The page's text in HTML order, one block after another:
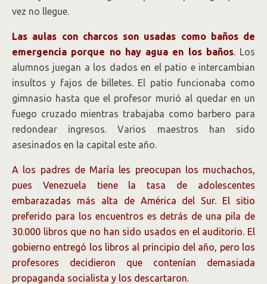
vez no llegue.
Las aulas con charcos son usadas como baños de
emergencia porque no hay agua en los baños.Los
alumnos juegan a los dados en el patio e intercambian
insultos y fajos de billetes. El patio funcionaba como
gimnasio hasta que el profesor murió al quedar en un
fuego cruzado mientras trabajaba como barbero para
redondear ingresos. Varios maestros han sido
asesinados en la capital este año.
A los padres de María les preocupan los muchachos,
pues Venezuela tiene la tasa de adolescentes
embarazadas más alta de América del Sur. El sitio
preferido para los encuentros es detrás de una pila de
30.000 libros que no han sido usados en el auditorio. El
gobierno entregó los libros al principio del año, pero los
profesores decidieron que contenían demasiada
propaganda socialista y los descartaron.